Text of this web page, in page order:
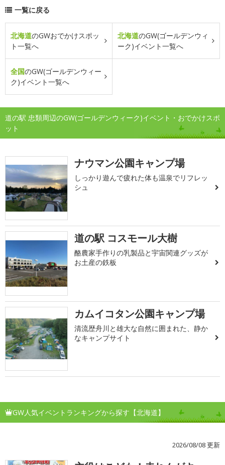
一覧に戻る
北海道のGWおでかけスポッ
ト一覧へ
北海道のGW(ゴールデンウィ
ーク)イベント一覧へ
全国のGW(ゴールデンウィー
ク)イベント一覧へ
道の駅 忠類周辺のGW(ゴールデンウィーク)イベント・おでかけスポ
ット
ナウマン公園キャンプ場
しっかり遊んで疲れた体も温泉でリフレッ
シュ
道の駅 コスモール大樹
酪農家手作りの乳製品と宇宙関連グッズが
お土産の鉄板
カムイコタン公園キャンプ場
清流歴舟川と雄大な自然に囲まれた、静か
なキャンプサイト
GW人気イベントランキングから探す【北海道】
2026/08/08 更新